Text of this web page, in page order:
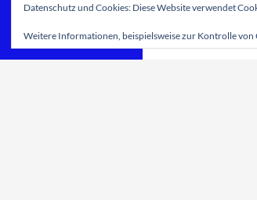
Datenschutz und Cookies: Diese Website verwendet
Weitere Informationen, beispielsweise zur Kontrolle von